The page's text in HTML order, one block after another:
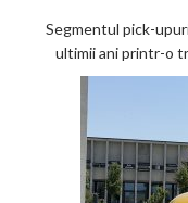
Segmentul pick-
ultimii ani printr-o